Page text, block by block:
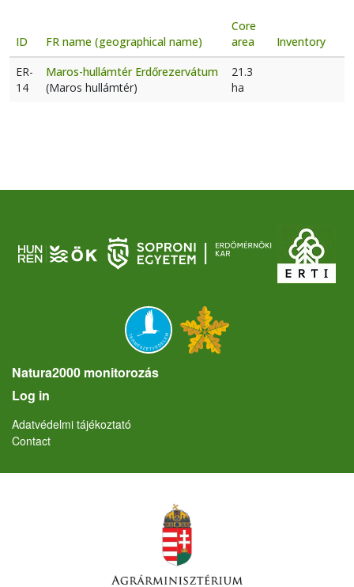
ID FR name (geographical name)
Core
area
Inventory
ER-
14
Maros-hullámtér Erdőrezervátum
(Maros hullámtér)
21.3
ha
Natura2000 monitorozás
User account menu
Log in
Lábléc
Adatvédelmi tájékoztató
Contact